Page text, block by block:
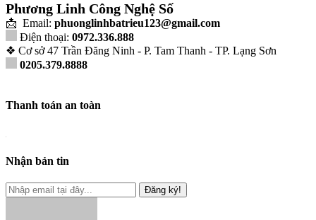
Phương Linh Công Nghệ Số
📩 Email: phuonglinhbatrieu123@gmail.com
Điện thoại: 0972.336.888
❖ Cơ sở 47 Trần Đăng Ninh - P. Tam Thanh - TP. Lạng Sơn
0205.379.8888
Thanh toán an toàn
Nhận bản tin
Đăng ký!